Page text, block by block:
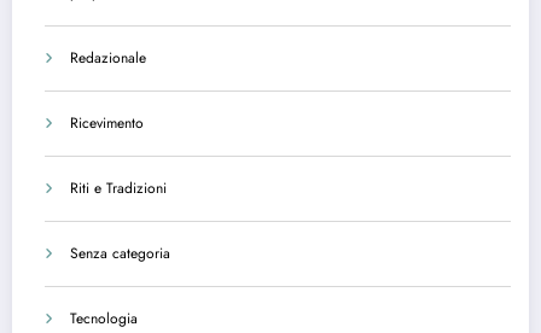
Redazionale
Ricevimento
Riti e Tradizioni
Senza categoria
Tecnologia